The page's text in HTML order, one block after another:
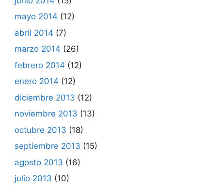
mayo 2014 (12)
abril 2014 (7)
marzo 2014 (26)
febrero 2014 (12)
enero 2014 (12)
diciembre 2013 (12)
noviembre 2013 (13)
octubre 2013 (18)
septiembre 2013 (15)
agosto 2013 (16)
julio 2013 (10)